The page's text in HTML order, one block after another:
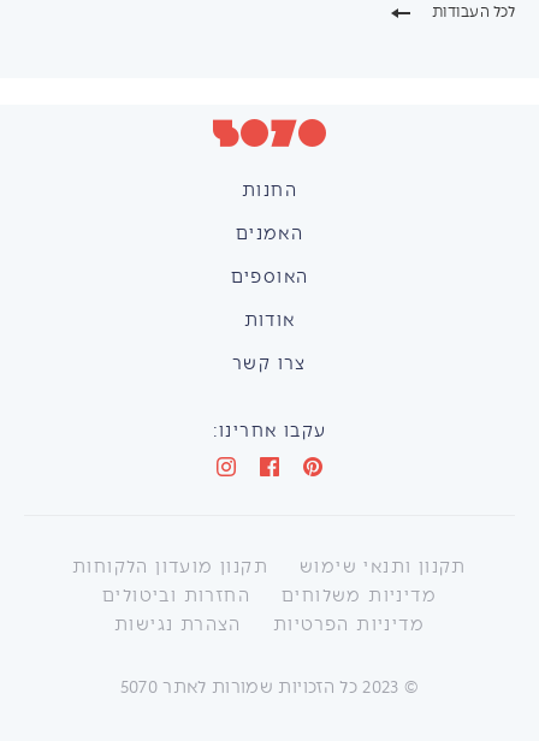
לכל העבודות
החנות
האמנים
האוספים
אודות
צרו קשר
עקבו אחרינו:
תקנון ותנאי שימוש
תקנון מועדון הלקוחות
מדיניות משלוחים
החזרות וביטולים
מדיניות הפרטיות
הצהרת נגישות
©
2023כל הזכויות שמורות לאתר 5070